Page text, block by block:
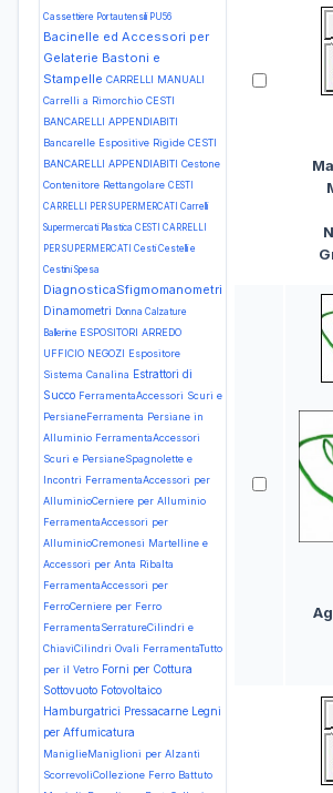
Cassettiere Portautensili PU56
Bacinelle ed Accessori per
Gelaterie Bastoni e
Stampelle CARRELLI MANUALI
Carrelli a Rimorchio CESTI
BANCARELLI APPENDIABITI
Bancarelle Espositive Rigide CESTI
BANCARELLI APPENDIABITI Cestone
Contenitore Rettangolare CESTI
CARRELLI PER SUPERMERCATI Carrelli
Supermercati Plastica CESTI CARRELLI
PER SUPERMERCATI Cesti Cestelli e
Cestini Spesa
DiagnosticaSfigmomanometri
Dinamometri Donna Calzature
Ballerine ESPOSITORI ARREDO
UFFICIO NEGOZI Espositore
Sistema Canalina Estrattori di
Succo FerramentaAccessori Scuri e
PersianeFerramenta Persiane in
Alluminio FerramentaAccessori
Scuri e PersianeSpagnolette e
Incontri FerramentaAccessori per
AlluminioCerniere per Alluminio
FerramentaAccessori per
AlluminioCremonesi Martelline e
Accessori per Anta Ribalta
FerramentaAccessori per
FerroCerniere per Ferro
FerramentaSerratureCilindri e
ChiaviCilindri Ovali FerramentaTutto
per il Vetro Forni per Cottura
Sottovuoto Fotovoltaico
Hamburgatrici Pressacarne Legni
per Affumicatura
ManiglieManiglioni per Alzanti
ScorrevoliCollezione Ferro Battuto